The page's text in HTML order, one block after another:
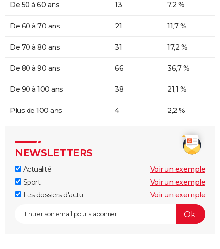
De 50 à 60 ans 13 7,2 %
De 60 à 70 ans 21 11,7 %
De 70 à 80 ans 31 17,2 %
De 80 à 90 ans 66 36,7 %
De 90 à 100 ans 38 21,1 %
Plus de 100 ans 4 2,2 %
NEWSLETTERS
Actualité
Voir un exemple
Sport
Voir un exemple
Les dossiers d'actu
Voir un exemple